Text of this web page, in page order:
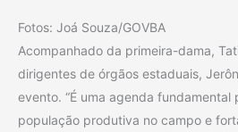
Fotos: Joá Souza/GOVBA
Acompanhado da primeira-dama,
dirigentes de órgãos estaduais,
evento. “É uma agenda
população produtiva no campo e